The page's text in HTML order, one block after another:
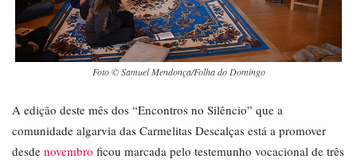
Foto © Samuel Mendonça/Folha do Domingo
A edição deste mês dos “Encontros no Silêncio” que a
comunidade algarvia das Carmelitas Descalças está a promover
desde novembro ficou marcada pelo testemunho vocacional de três